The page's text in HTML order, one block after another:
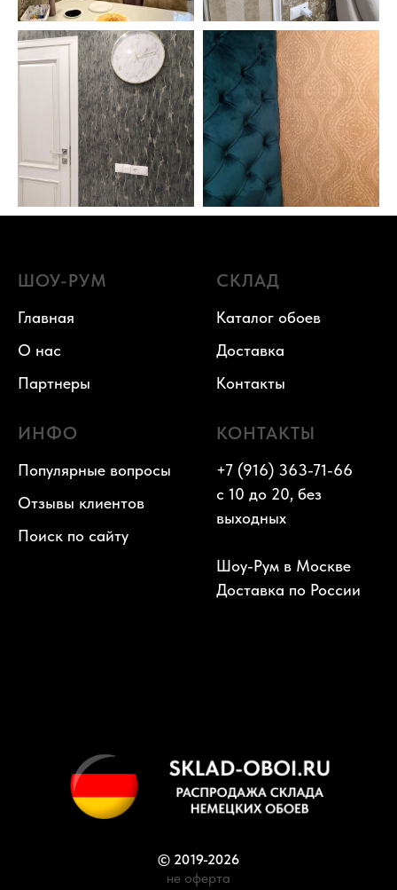
ШОУ-РУМ
Главная
О нас
Партнеры
СКЛАД
Каталог обоев
Доставка
Контакты
ИНФО
Популярные вопросы
Отзывы клиентов
Поиск по сайту
КОНТАКТЫ
+7 (916) 363-71-66
с 10 до 20, без
выходных
Шоу-Рум в Москве
Доставка по России
© 2019-2026
не оферта